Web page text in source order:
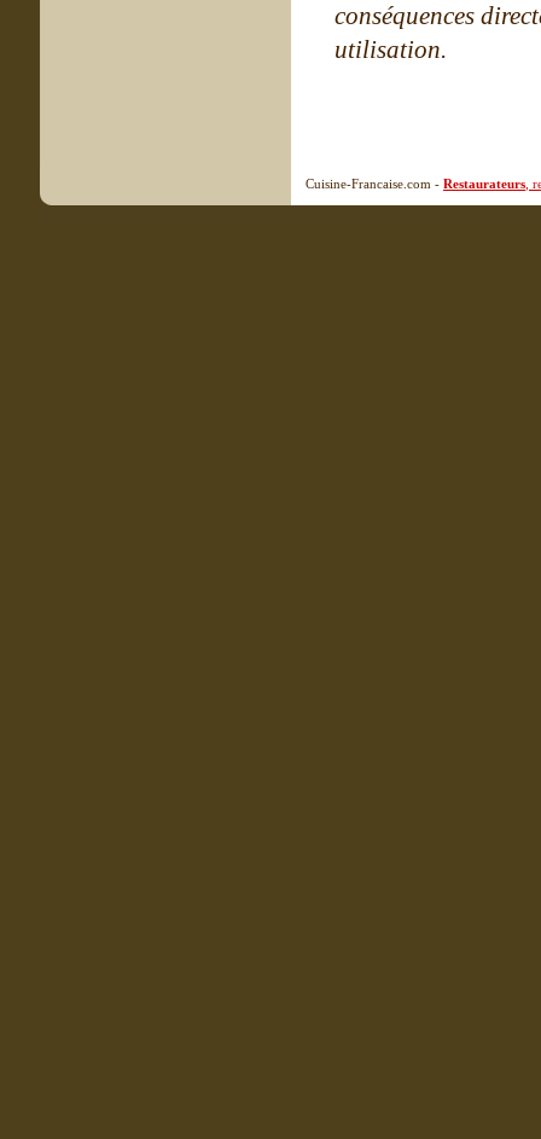
conséquences
utilisation.
Cuisine-Francaise.com - Restaurateurs ,